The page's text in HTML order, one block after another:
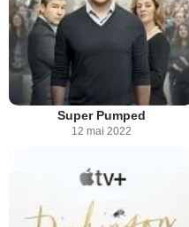
Super Pumped
12 mai 2022